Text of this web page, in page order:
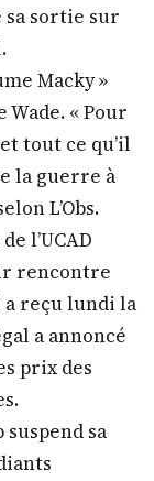
sa sortie sur
Macky »
« Pour
tout ce qu’il
la guerre à
L’Obs.
l’UCAD
rencontre
a reçu lundi la
a annoncé
prix des
sa